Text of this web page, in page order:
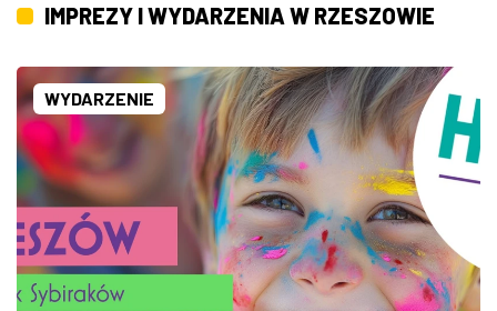
IMPREZY
ROZRYWKA
W KINACH
GASTRONOMIA
ZDJĘCIA
IMPREZY I WYDARZENIA W RZESZOWIE
WYDARZENIE